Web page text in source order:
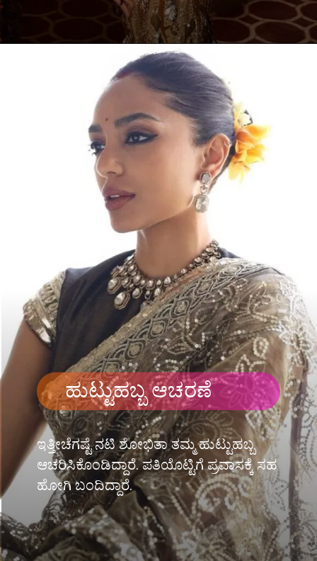
ಇತ್ತೀಚೆಗಷ್ಟೆ ನಟಿ ಶೋಭಿತಾ ತಮ್ಮ ಹುಟ್ಟುಹಬ್ಬ
ಆಚರಿಸಿಕೊಂಡಿದ್ದಾರೆ. ಪತಿಯೊಟ್ಟಿಗೆ ಪ್ರವಾಸಕ್ಕೆ ಸಹ
ಹೋಗಿ ಬಂದಿದ್ದಾರೆ.
ಹುಟ್ಟುಹಬ್ಬ ಆಚರಣೆ